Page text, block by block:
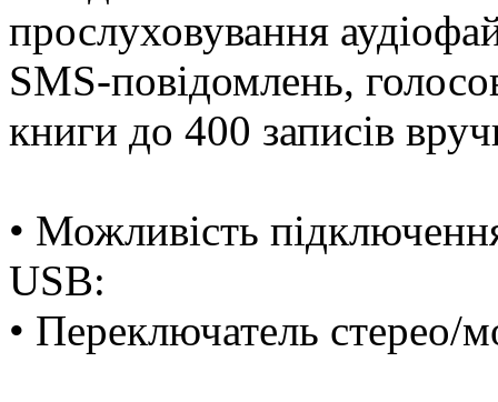
прослуховування
SMS-повідомлень,
книги до 400 записів
• Можливість
USB:
• Переключатель стерео/